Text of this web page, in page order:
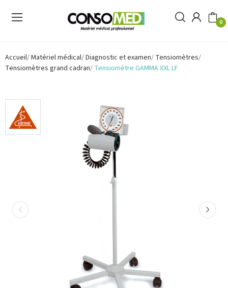
0
Accueil Matériel médical Diagnostic et examen Tensiomètres
Tensiomètres grand cadran Tensiomètre GAMMA XXL LF